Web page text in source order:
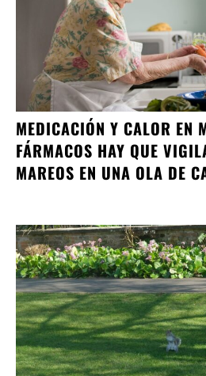
MEDICACIÓN Y CALOR EN
FÁRMACOS HAY QUE
MAREOS EN UNA OLA DE